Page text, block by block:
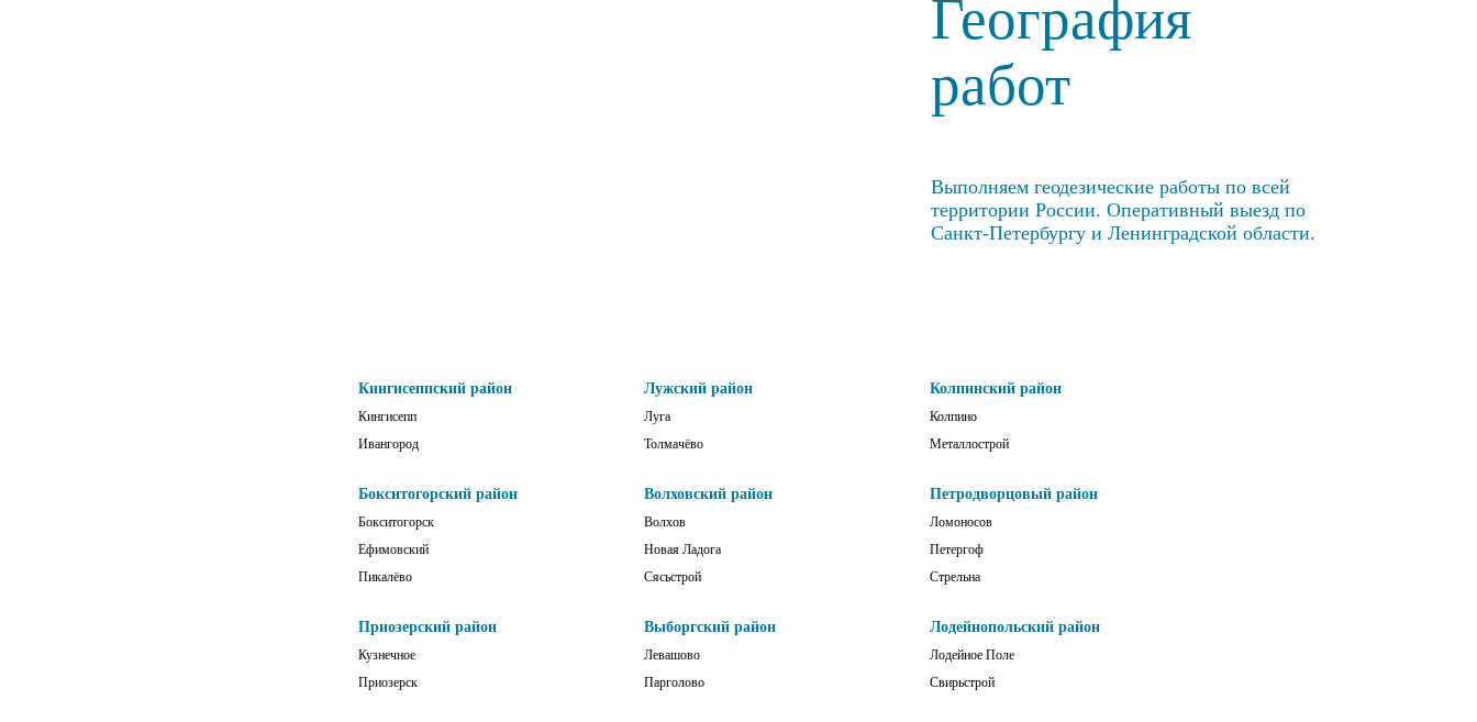
География
работ
Выполняем геодезические работы по всей
территории России. Оперативный выезд по
Санкт-Петербургу и Ленинградской области.
Кингисеппский район
Кингисепп
Ивангород
Лужский район
Луга
Толмачёво
Колпинский район
Колпино
Металлострой
Бокситогорский район
Бокситогорск
Ефимовский
Пикалёво
Волховский район
Волхов
Новая Ладога
Сясьстрой
Петродворцовый район
Ломоносов
Петергоф
Стрельна
Приозерский район
Кузнечное
Приозерск
Выборгский район
Левашово
Парголово
Лодейнопольский район
Лодейное Поле
Свирьстрой